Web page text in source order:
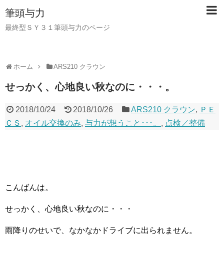
筆頭与力
最終型ＳＹ３１筆頭与力のページ
ホーム ARS210 クラウン
せっかく、心地良い秋なのに・・・。
2018/10/24 2018/10/26 ARS210 クラウン, ＰＥ
ＣＳ , オイル交換のみ, 与力が想うこと･･･。 , 点検／整備
こんばんは。
せっかく、心地良い秋なのに・・・
雨降りのせいで、なかなかドライブに出られません。